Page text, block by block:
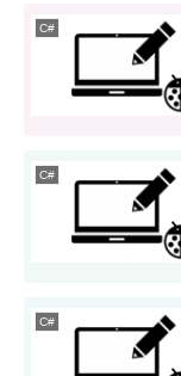
C#
C#
C#